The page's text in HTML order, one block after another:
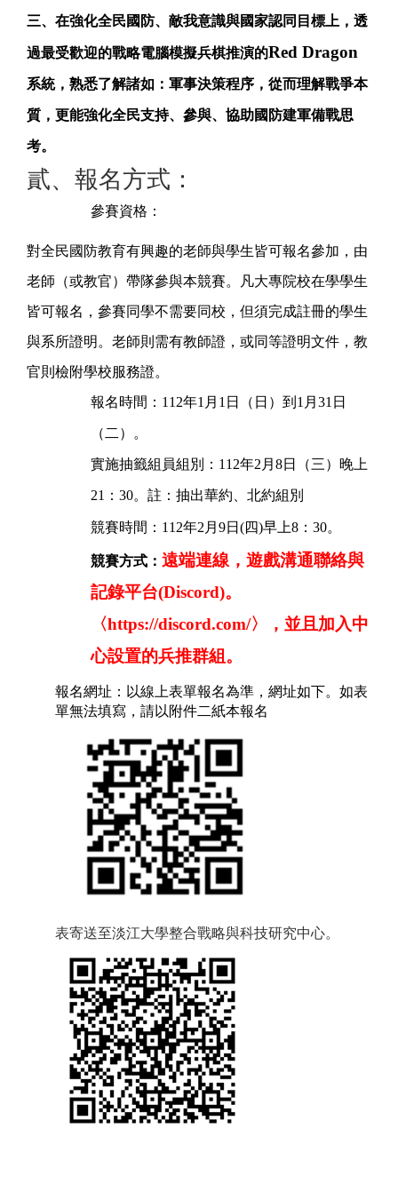
三、在強化全民國防、敵我意識與國家認同目標上，透
過最受歡迎的戰略電腦模擬兵棋推演的Red Dragon
系統，熟悉了解諸如：軍事決策程序，從而理解戰爭本
質，更能強化全民支持、參與、協助國防建軍備戰思
考。
貳、報名方式：
參賽資格：
對全民國防教育有興趣的老師與學生皆可報名參加，由
老師（或教官）帶隊參與本競賽。凡大專院校在學學生
皆可報名，參賽同學不需要同校，但須完成註冊的學生
與系所證明。老師則需有教師證，或同等證明文件，教
官則檢附學校服務證。
報名時間：112年1月1日（日）到1月31日
（二）。
實施抽籤組員組別：112年2月8日（三）晚上
21：30。註：抽出華約、北約組別
競賽時間：112年2月9日(四)早上8：30。
競賽方式： 遠端連線，遊戲溝通聯絡與
記錄平台(Discord)。
〈https://discord.com/〉，並且加入中
心設置的兵推群組。
報名網址：以線上表單報名為準，網址如下。如表
單無法填寫，請以附件二紙本報名
表寄送至淡江大學整合戰略與科技研究中心。